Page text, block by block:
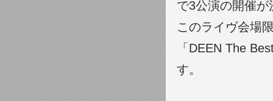
で3公演の開催が
このライヴ会場
「DEEN The
す。